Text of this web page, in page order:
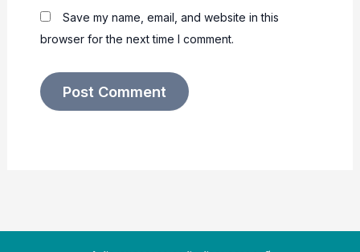
Save my name, email, and website in this
browser for the next time I comment.